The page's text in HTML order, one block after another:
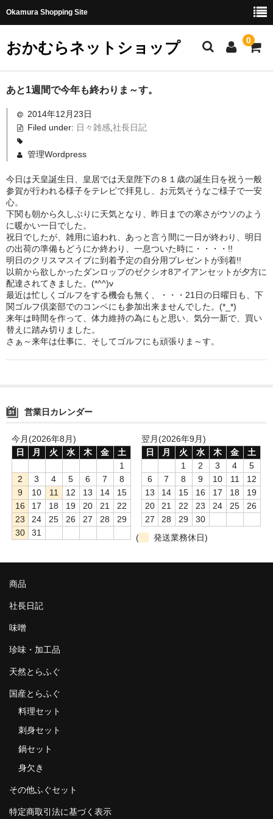
Okamura Shopping Site
おかむらネットショップ 0
商品
社長日記
味噌
天然とらふぐ
国産とらふぐ
料理セット
刺身セット
鍋セット
身欠き
その他ふぐセット
あと1週間で今年も終わりま～す。
2014年12月23日
Filed under: 日々雑感, 社長日記
管理Wordpress
今日は天皇誕生日、皇居では天皇陛下の８１歳の誕生日を祝う一般
参賀が行われる様子をテレビで拝見し、お元気そうなご様子で一安
心。
下関も朝から久しぶりに天気となり、昨日までの寒さがウソのよう
に暖かい一日でした。
祝日でしたが、雑用に追われ、あっと言う間に一日が終わり、明日
の出荷の準備もどうにか終わり、一息ついた時に・・・・!!
明日のクリスマスイブに到着予定の自分用プレゼントが到着!!
以前から欲しかったダンロップのゼクシオ8アイアンセットが夕方に
配達されてきました。(*^^)v
最近は忙しくゴルフをする機会も無く、・・・21日の日曜日も、下
関ゴルフ倶楽部でのコンペにも参加出来ませんでした。(*_*)
来年は時間を作って、体力維持の為にもと思い、気分一新で、買い
替えに踏み切りました。
さぁ～来年は仕事に、そしてゴルフにも頑張りま～す。
営業日カレンダー
今月(2026年8月)
日
月 火 水 木 金
土
1
2
3 4 5 6 7
8
9
10 11 12 13 14
15
16
17 18 19 20 21
22
23
24 25 26 27 28
29
30
31
翌月(2026年9月)
日
月 火 水 木 金
土
1
2 3 4
5
6
7 8 9 10 11
12
13
14 15 16 17 18
19
20
21 22 23 24 25
26
27
28 29
30
(
発送業務休日)
商品
社長日記
味噌
珍味・加工品
天然とらふぐ
国産とらふぐ
料理セット
刺身セット
鍋セット
身欠き
その他ふぐセット
特定商取引法に基づく表示